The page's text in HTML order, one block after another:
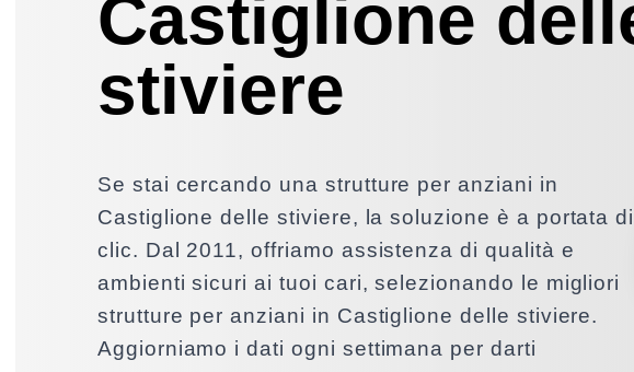
Castiglione
stiviere
Se stai cercando una strutture per anziani in
Castiglione delle stiviere, la soluzione è a portata di
clic. Dal 2011, offriamo assistenza di qualità e
ambienti sicuri ai tuoi cari, selezionando le migliori
strutture per anziani in Castiglione delle stiviere.
Aggiorniamo i dati ogni settimana per darti